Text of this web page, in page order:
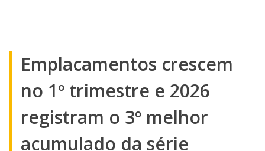
Emplacamentos crescem
no 1º trimestre e 2026
registram o 3º melhor
acumulado da série